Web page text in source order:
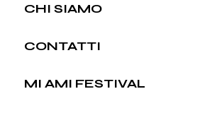
CHI SIAMO
CONTATTI
MI AMI FESTIVAL